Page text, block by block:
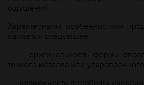
ощущения.
Характерными особенностями
является следующее:
оригинальность формы
тонкого металла или ударопрочного
возможность подобрать